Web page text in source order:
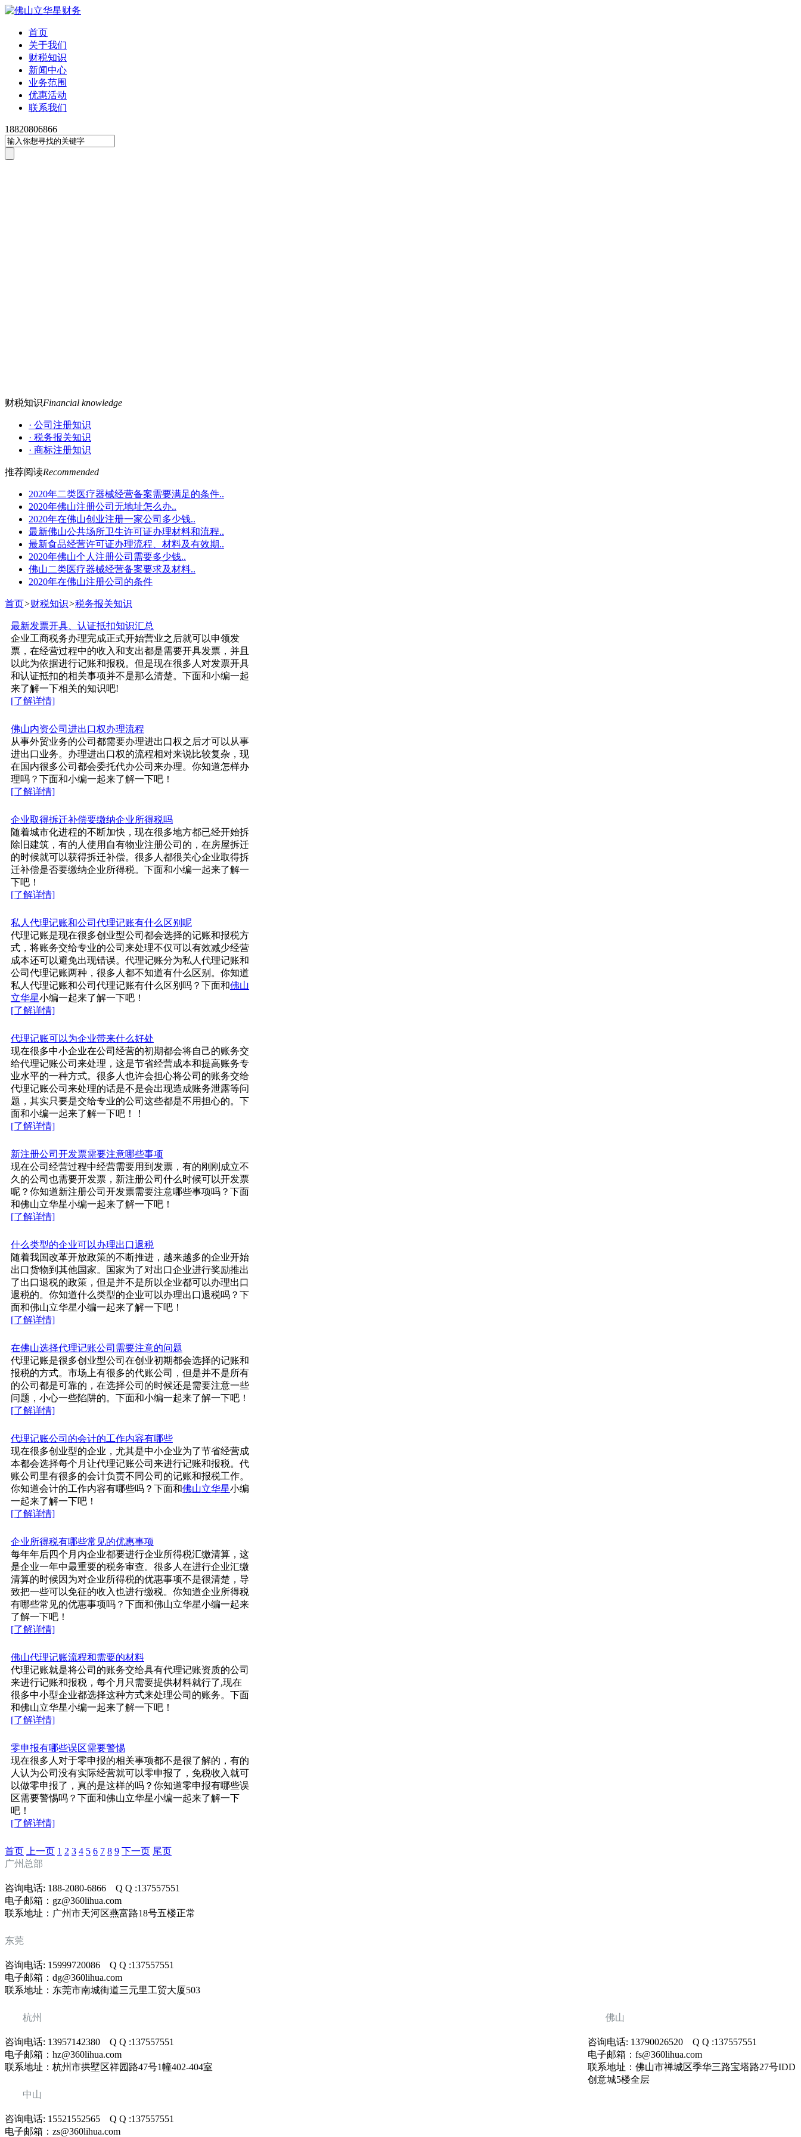
首页
关于我们
财税知识
新闻中心
业务范围
优惠活动
联系我们
18820806866
财税知识Financial knowledge
· 公司注册知识
· 税务报关知识
· 商标注册知识
推荐阅读Recommended
2020年二类医疗器械经营备案需要满足的条件..
2020年佛山注册公司无地址怎么办..
2020年在佛山创业注册一家公司多少钱..
最新佛山公共场所卫生许可证办理材料和流程..
最新食品经营许可证办理流程、材料及有效期..
2020年佛山个人注册公司需要多少钱..
佛山二类医疗器械经营备案要求及材料..
2020年在佛山注册公司的条件
首页>财税知识>税务报关知识
最新发票开具、认证抵扣知识汇总
企业工商税务办理完成正式开始营业之后就可以申领发
票，在经营过程中的收入和支出都是需要开具发票，并且
以此为依据进行记账和报税。但是现在很多人对发票开具
和认证抵扣的相关事项并不是那么清楚。下面和小编一起
来了解一下相关的知识吧!
[了解详情]
佛山内资公司进出口权办理流程
从事外贸业务的公司都需要办理进出口权之后才可以从事
进出口业务。办理进出口权的流程相对来说比较复杂，现
在国内很多公司都会委托代办公司来办理。你知道怎样办
理吗？下面和小编一起来了解一下吧！
[了解详情]
企业取得拆迁补偿要缴纳企业所得税吗
随着城市化进程的不断加快，现在很多地方都已经开始拆
除旧建筑，有的人使用自有物业注册公司的，在房屋拆迁
的时候就可以获得拆迁补偿。很多人都很关心企业取得拆
迁补偿是否要缴纳企业所得税。下面和小编一起来了解一
下吧！
[了解详情]
私人代理记账和公司代理记账有什么区别呢
代理记账是现在很多创业型公司都会选择的记账和报税方
式，将账务交给专业的公司来处理不仅可以有效减少经营
成本还可以避免出现错误。代理记账分为私人代理记账和
公司代理记账两种，很多人都不知道有什么区别。你知道
私人代理记账和公司代理记账有什么区别吗？下面和佛山
立华星小编一起来了解一下吧！
[了解详情]
代理记账可以为企业带来什么好处
现在很多中小企业在公司经营的初期都会将自己的账务交
给代理记账公司来处理，这是节省经营成本和提高账务专
业水平的一种方式。很多人也许会担心将公司的账务交给
代理记账公司来处理的话是不是会出现造成账务泄露等问
题，其实只要是交给专业的公司这些都是不用担心的。下
面和小编一起来了解一下吧！！
[了解详情]
新注册公司开发票需要注意哪些事项
现在公司经营过程中经营需要用到发票，有的刚刚成立不
久的公司也需要开发票，新注册公司什么时候可以开发票
呢？你知道新注册公司开发票需要注意哪些事项吗？下面
和佛山立华星小编一起来了解一下吧！
[了解详情]
什么类型的企业可以办理出口退税
随着我国改革开放政策的不断推进，越来越多的企业开始
出口货物到其他国家。国家为了对出口企业进行奖励推出
了出口退税的政策，但是并不是所以企业都可以办理出口
退税的。你知道什么类型的企业可以办理出口退税吗？下
面和佛山立华星小编一起来了解一下吧！
[了解详情]
在佛山选择代理记账公司需要注意的问题
代理记账是很多创业型公司在创业初期都会选择的记账和
报税的方式。市场上有很多的代账公司，但是并不是所有
的公司都是可靠的，在选择公司的时候还是需要注意一些
问题，小心一些陷阱的。下面和小编一起来了解一下吧！
[了解详情]
代理记账公司的会计的工作内容有哪些
现在很多创业型的企业，尤其是中小企业为了节省经营成
本都会选择每个月让代理记账公司来进行记账和报税。代
账公司里有很多的会计负责不同公司的记账和报税工作。
你知道会计的工作内容有哪些吗？下面和佛山立华星小编
一起来了解一下吧！
[了解详情]
企业所得税有哪些常见的优惠事项
每年年后四个月内企业都要进行企业所得税汇缴清算，这
是企业一年中最重要的税务审查。很多人在进行企业汇缴
清算的时候因为对企业所得税的优惠事项不是很清楚，导
致把一些可以免征的收入也进行缴税。你知道企业所得税
有哪些常见的优惠事项吗？下面和佛山立华星小编一起来
了解一下吧！
[了解详情]
佛山代理记账流程和需要的材料
代理记账就是将公司的账务交给具有代理记账资质的公司
来进行记账和报税，每个月只需要提供材料就行了,现在
很多中小型企业都选择这种方式来处理公司的账务。下面
和佛山立华星小编一起来了解一下吧！
[了解详情]
零申报有哪些误区需要警惕
现在很多人对于零申报的相关事项都不是很了解的，有的
人认为公司没有实际经营就可以零申报了，免税收入就可
以做零申报了，真的是这样的吗？你知道零申报有哪些误
区需要警惕吗？下面和佛山立华星小编一起来了解一下
吧！
[了解详情]
首页 上一页 1 2 3 4 5 6 7 8 9 下一页 尾页
广州总部
咨询电话: 188-2080-6866 Q Q :137557551
电子邮箱：gz@360lihua.com
联系地址：广州市天河区燕富路18号五楼正常
东莞
咨询电话: 15999720086 Q Q :137557551
电子邮箱：dg@360lihua.com
联系地址：东莞市南城街道三元里工贸大厦503
佛山
咨询电话: 13790026520 Q Q :137557551
电子邮箱：fs@360lihua.com
联系地址：佛山市禅城区季华三路宝塔路27号IDD
创意城5楼全层
杭州
咨询电话: 13957142380 Q Q :137557551
电子邮箱：hz@360lihua.com
联系地址：杭州市拱墅区祥园路47号1幢402-404室
中山
咨询电话: 15521552565 Q Q :137557551
电子邮箱：zs@360lihua.com